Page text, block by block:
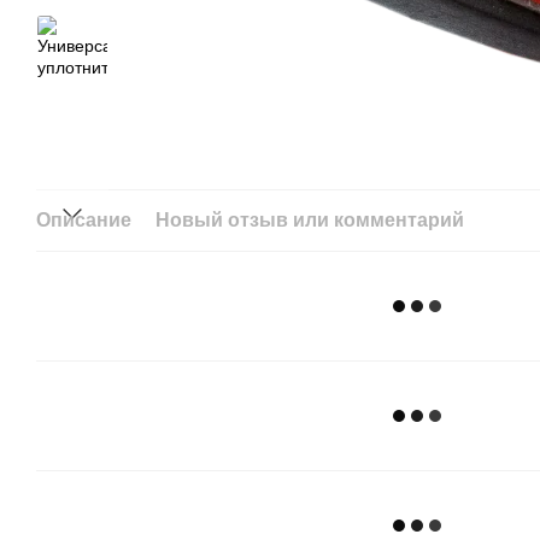
Описание Новый отзыв или комментарий